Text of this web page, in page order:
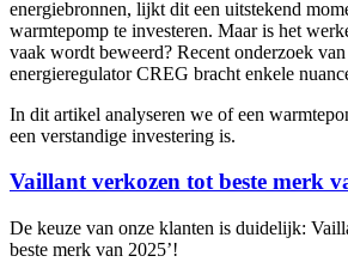
energiebronnen, lijkt dit een uitstekend
warmtepomp te investeren. Maar is het
vaak wordt beweerd? Recent onderzoek
energieregulator CREG bracht enkele
In dit artikel analyseren we of een
een verstandige investering is.
Vaillant verkozen tot beste merk
De keuze van onze klanten is duidelijk:
beste merk van 2025’!